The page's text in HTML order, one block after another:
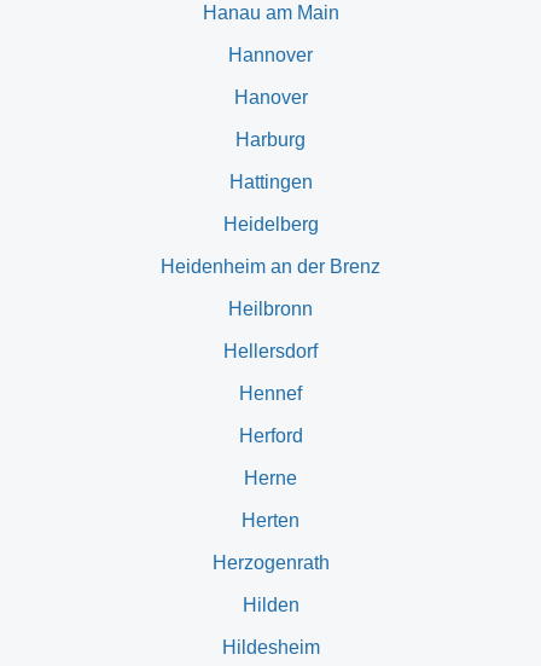
Hanau am Main
Hannover
Hanover
Harburg
Hattingen
Heidelberg
Heidenheim an der Brenz
Heilbronn
Hellersdorf
Hennef
Herford
Herne
Herten
Herzogenrath
Hilden
Hildesheim